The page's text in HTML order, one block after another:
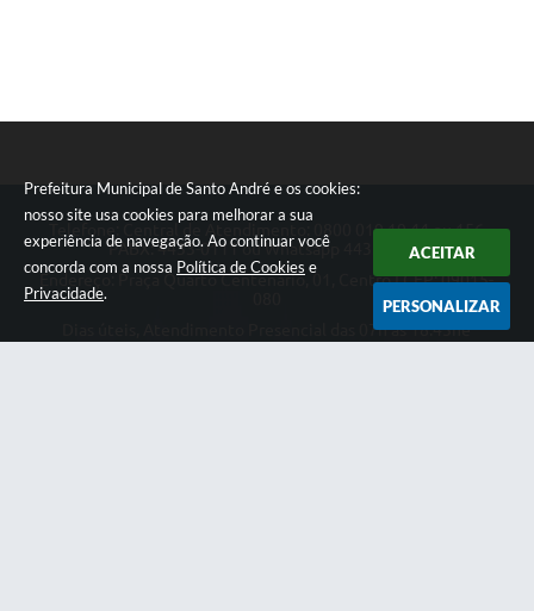
Prefeitura Municipal de Santo André e os cookies:
nosso site usa cookies para melhorar a sua
experiência de navegação. Ao continuar você
concorda com a nossa Política de Cookies e
Privacidade.
ACEITAR
PERSONALIZAR
Telefone: Central de Atendimento: 0800 019 19 44 ou 156
PABX: 4433-0111 ou Whatsapp 4433-0123
Endereço: Praça Quarto Centenário, 01, Centro | CEP: 09015-
Dias úteis, Atendimento Presencial das 07h as 18:45he